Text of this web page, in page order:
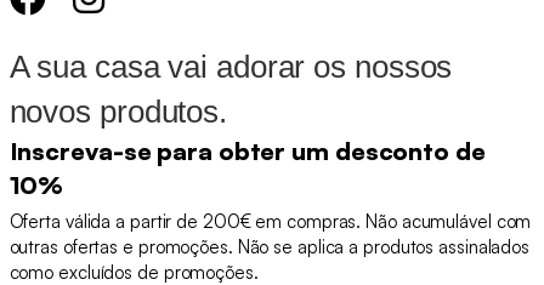
A sua casa vai adorar os nossos
novos produtos.
Inscreva-se para obter um desconto de
10%
Oferta válida a partir de 200€ em compras. Não acumulável com
outras ofertas e promoções. Não se aplica a produtos assinalados
como excluídos de promoções.